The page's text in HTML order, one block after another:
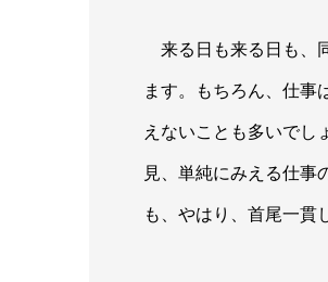
来る日も来る日も、
ます。もちろん、仕事
えないことも多いでし
見、単純にみえる仕事
も、やはり、首尾一貫